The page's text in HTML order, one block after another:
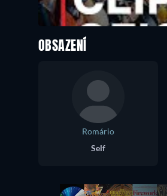
OBSAZENÍ
Romário
Self